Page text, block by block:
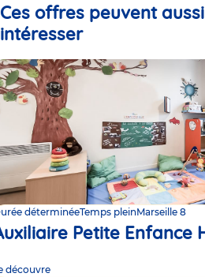
Ces offres peuvent
intéresser
déterminéeTemps pleinMarseille 8
Petite Enfance
découvre